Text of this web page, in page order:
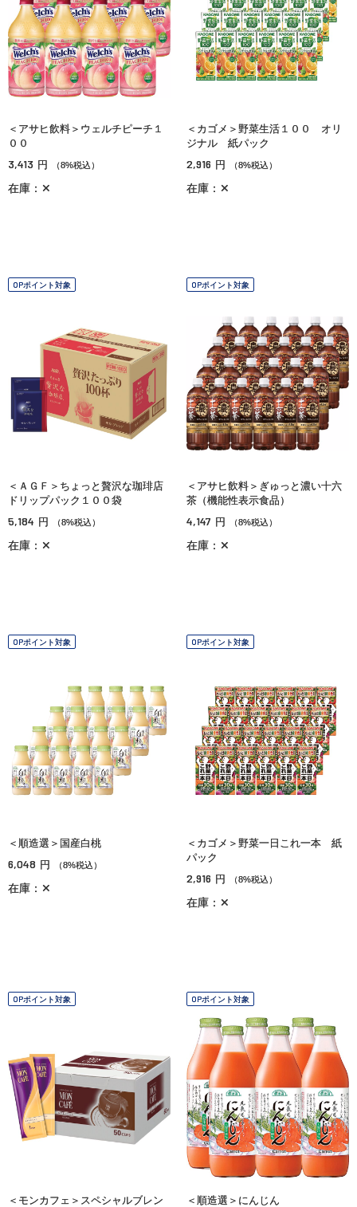
＜アサヒ飲料＞ウェルチピーチ１
００
3,413 円 （8%税込）
在庫：✕
＜カゴメ＞野菜生活１００ オリ
ジナル 紙パック
2,916 円 （8%税込）
在庫：✕
OPポイント対象
＜ＡＧＦ＞ちょっと贅沢な珈琲店
ドリップパック１００袋
5,184 円 （8%税込）
在庫：✕
OPポイント対象
＜アサヒ飲料＞ぎゅっと濃い十六
茶（機能性表示食品）
4,147 円 （8%税込）
在庫：✕
OPポイント対象
＜順造選＞国産白桃
6,048 円 （8%税込）
在庫：✕
OPポイント対象
＜カゴメ＞野菜一日これ一本 紙
パック
2,916 円 （8%税込）
在庫：✕
OPポイント対象
＜モンカフェ＞スペシャルブレン
OPポイント対象
＜順造選＞にんじん